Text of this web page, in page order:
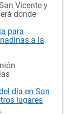
Vicente y
donde
para
a la
día en San
lugares